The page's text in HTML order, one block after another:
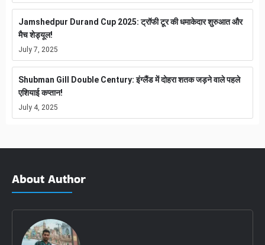
Jamshedpur Durand Cup 2025: ट्रॉफी टूर की धमाकेदार शुरुआत और
मैच शेड्यूल!
July 7, 2025
Shubman Gill Double Century: इंग्लैंड में दोहरा शतक जड़ने वाले पहले
एशियाई कप्तान!
July 4, 2025
About Author